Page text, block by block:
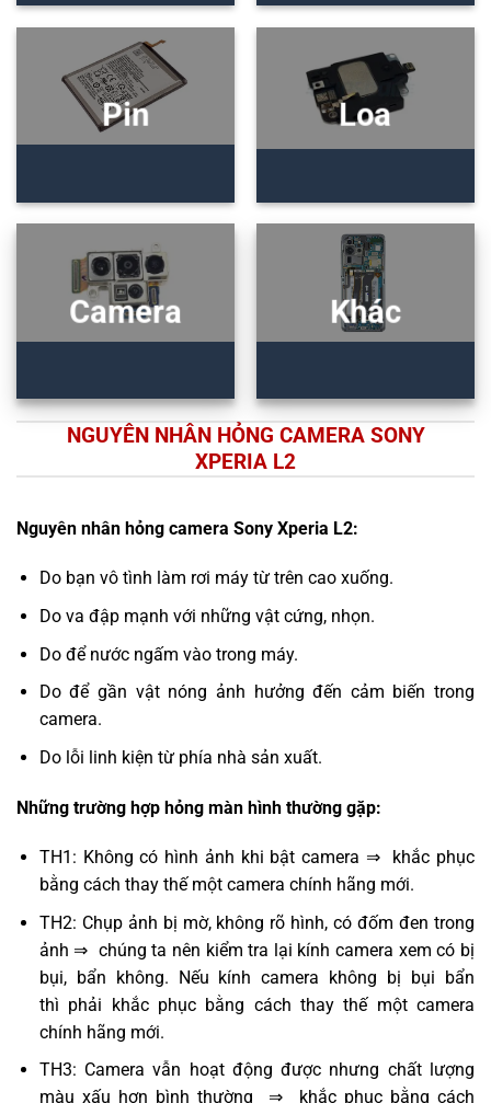
Pin Loa
Camera Khác
NGUYÊN NHÂN HỎNG CAMERA SONY
XPERIA L2
Nguyên nhân hỏng camera Sony Xperia L2:
Do bạn vô tình làm rơi máy từ trên cao xuống.
Do va đập mạnh với những vật cứng, nhọn.
Do để nước ngấm vào trong máy.
Do để gần vật nóng ảnh hưởng đến cảm biến trong
camera.
Do lỗi linh kiện từ phía nhà sản xuất.
Những trường hợp hỏng màn hình thường gặp:
TH1: Không có hình ảnh khi bật camera ⇒ khắc phục
bằng cách thay thế một camera chính hãng mới.
TH2: Chụp ảnh bị mờ, không rõ hình, có đốm đen trong
ảnh ⇒ chúng ta nên kiểm tra lại kính camera xem có bị
bụi, bẩn không. Nếu kính camera không bị bụi bẩn
thì phải khắc phục bằng cách thay thế một camera
chính hãng mới.
TH3: Camera vẫn hoạt động được nhưng chất lượng
màu xấu hơn bình thường ⇒ khắc phục bằng cách